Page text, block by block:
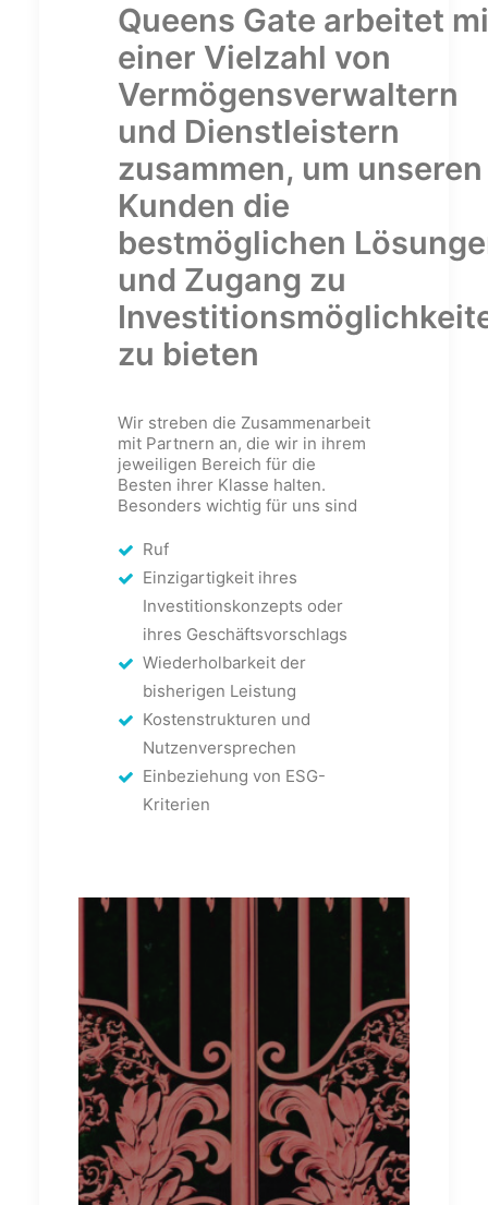
Queens Gate arbeitet
einer Vielzahl von
Vermögensverwaltern
und Dienstleistern
zusammen, um unseren
Kunden die
bestmöglichen
und Zugang zu
zu bieten
Wir streben die Zusammenarbeit
mit Partnern an, die wir in ihrem
jeweiligen Bereich für die
Besten ihrer Klasse halten.
Besonders wichtig für uns sind
Ruf
Einzigartigkeit ihres
Investitionskonzepts oder
ihres Geschäftsvorschlags
Wiederholbarkeit der
bisherigen Leistung
Kostenstrukturen und
Nutzenversprechen
Einbeziehung von ESG-
Kriterien